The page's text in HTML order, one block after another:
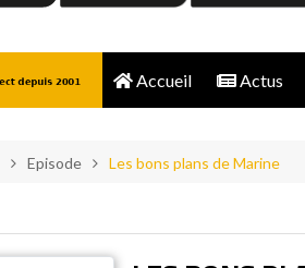
Accueil Actus
Episode Les bons plans de Marine